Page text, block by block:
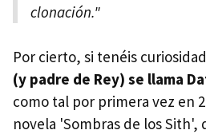
clonación."
Por cierto, si tenéis
(y padre de Rey) se llama
como tal por primera vez en
novela 'Sombras de los Sith',